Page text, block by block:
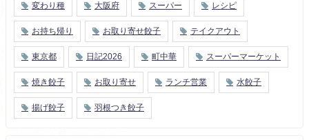
変わり種 大阪府 スーパー レシピ
お持ち帰り お取り寄せ餃子 テイクアウト
東京都 日記2026 町中華 スーパーマーケット
焼き餃子 お取り寄せ ランチ営業 水餃子
揚げ餃子 羽根つき餃子